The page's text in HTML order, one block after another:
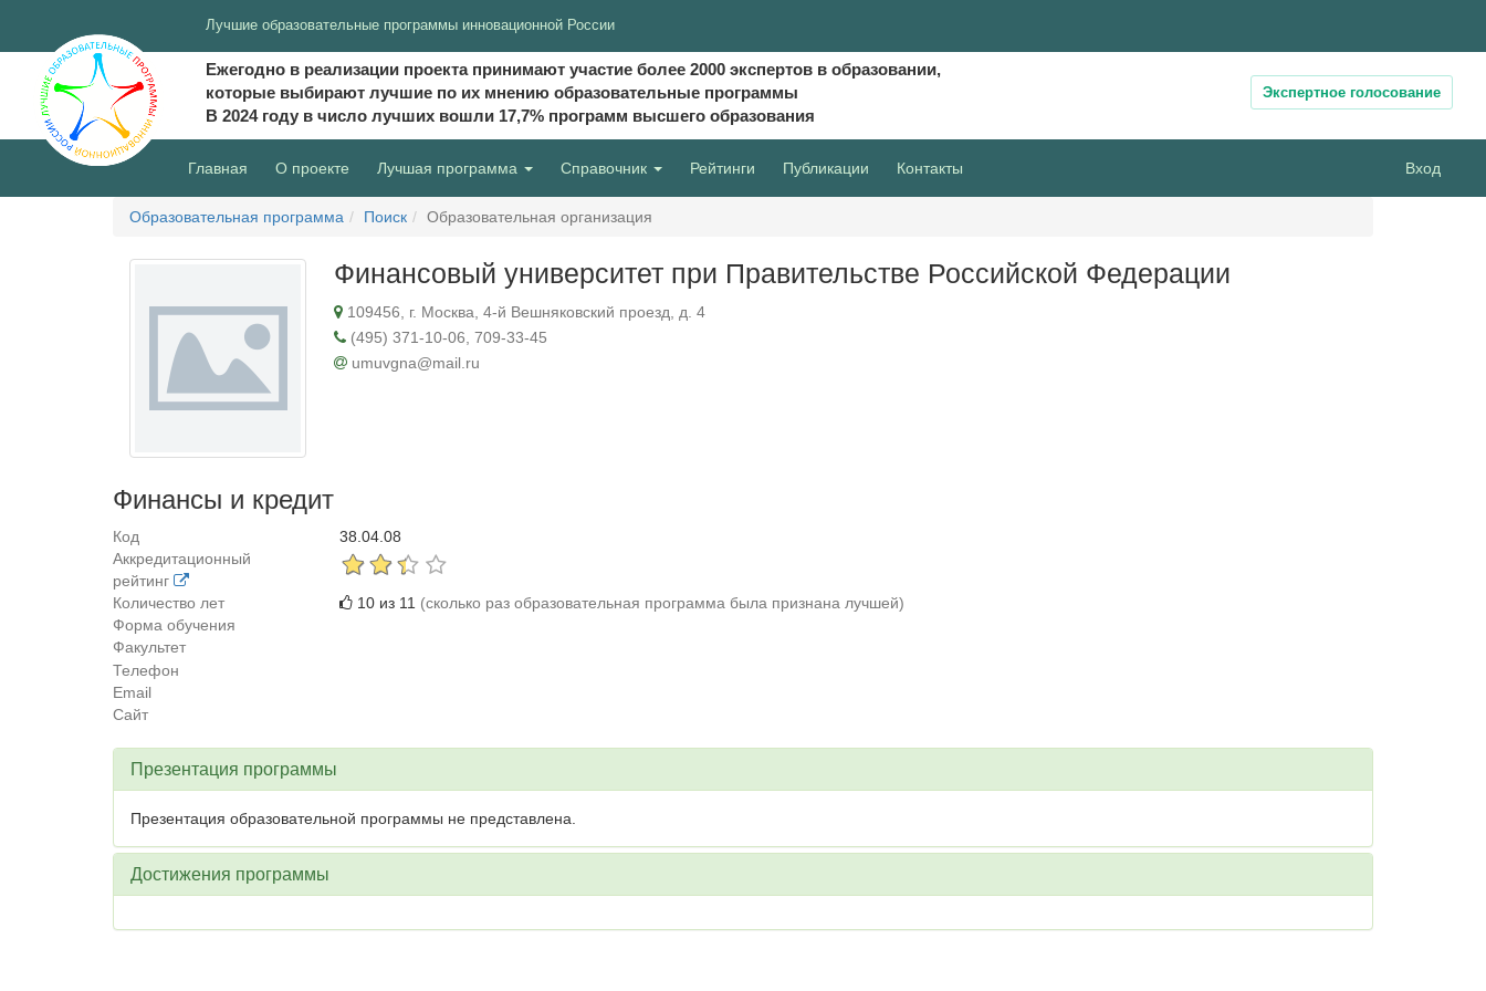
Лучшие образовательные программы инновационной России
Ежегодно в реализации проекта принимают участие более 2000 экспертов в образовании,
которые выбирают лучшие по их мнению образовательные программы
В 2024 году в число лучших вошли 17,7% программ высшего образования
Экспертное голосование
Главная О проекте (current)
Лучшая программа Справочник Рейтинги Публикации Контакты Вход
Образовательная программа Поиск Образовательная организация
Финансовый университет при Правительстве Российской Федерации
109456, г. Москва, 4-й Вешняковский проезд, д. 4
(495) 371-10-06, 709-33-45
umuvgna@mail.ru
Финансы и кредит
Код
38.04.08
Аккредитационный
рейтинг
Количество лет
10 из 11 (сколько раз образовательная программа была признана лучшей)
Форма обучения
Факультет
Телефон
Email
Сайт
Презентация программы
Презентация образовательной программы не представлена.
Достижения программы